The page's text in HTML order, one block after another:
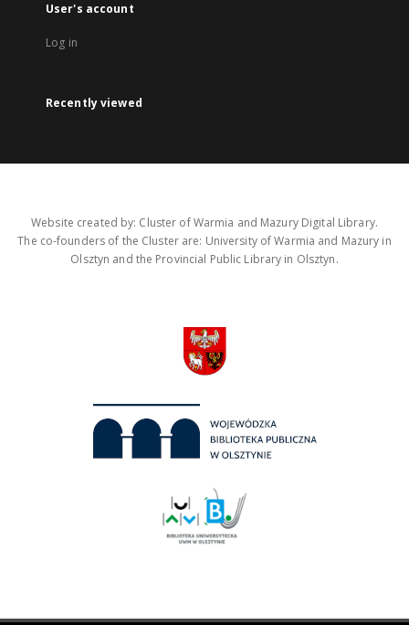
User's account
Log in
Recently viewed
Website created by: Cluster of Warmia and Mazury Digital Library.
The co-founders of the Cluster are: University of Warmia and Mazury in
Olsztyn and the Provincial Public Library in Olsztyn.